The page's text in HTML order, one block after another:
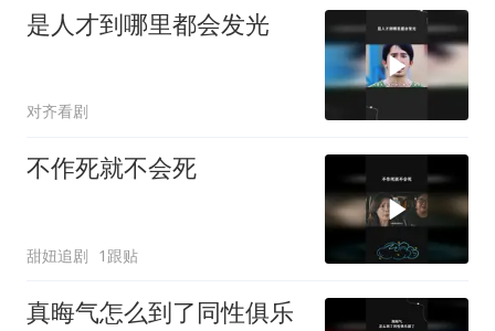
是人才到哪里都会发光
对齐看剧
不作死就不会死
甜妞追剧 1跟贴
真晦气怎么到了同性俱乐